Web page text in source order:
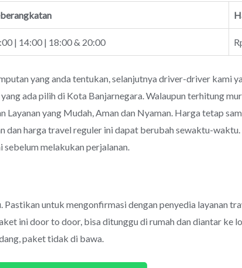
| 14:00 | 18:00 & 20:00
yang anda tentukan, selanjutnya driver-driver kami
ada pilih di Kota Banjarnegara. Walaupun terhitung
yang Mudah, Aman dan Nyaman. Harga tetap
harga travel reguler ini dapat berubah sewaktu-
melakukan perjalanan.
untuk mengonfirmasi dengan penyedia layanan
ini door to door, bisa ditunggu di rumah dan diantar ke
paket tidak di bawa.